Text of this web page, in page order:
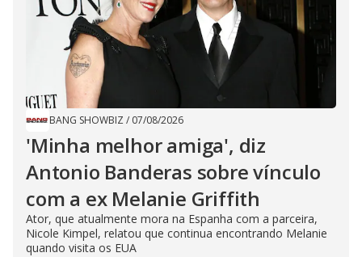
BANG SHOWBIZ / 07/08/2026
'Minha melhor amiga', diz
Antonio Banderas sobre vínculo
com a ex Melanie Griffith
Ator, que atualmente mora na Espanha com a parceira,
Nicole Kimpel, relatou que continua encontrando Melanie
quando visita os EUA